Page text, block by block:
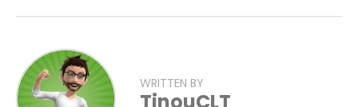
WRITTEN BY